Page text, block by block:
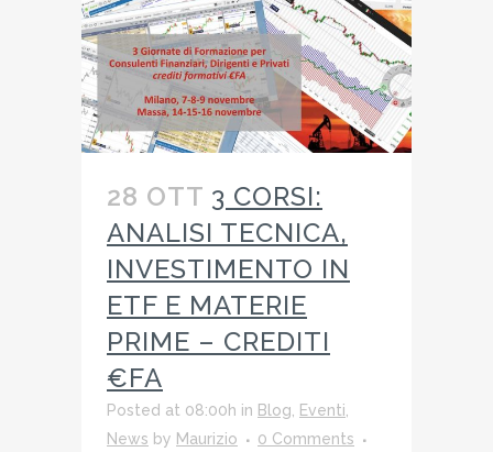
28 OTT 3 CORSI:
ANALISI TECNICA,
INVESTIMENTO IN
ETF E MATERIE
PRIME – CREDITI
€FA
Posted at 08:00h in Blog Eventi
News by Maurizio
0 Comments